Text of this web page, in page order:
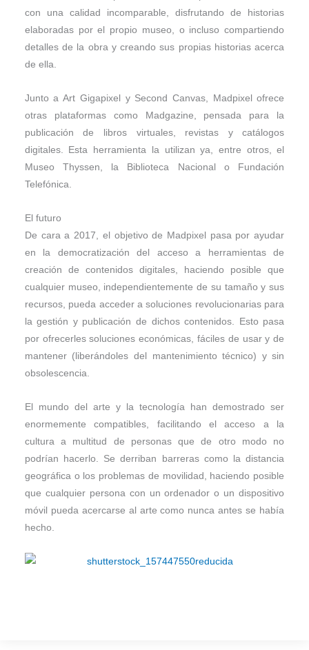
con una calidad incomparable, disfrutando de historias
elaboradas por el propio museo, o incluso compartiendo
detalles de la obra y creando sus propias historias acerca
de ella.
Junto a Art Gigapixel y Second Canvas, Madpixel ofrece
otras plataformas como Madgazine, pensada para la
publicación de libros virtuales, revistas y catálogos
digitales. Esta herramienta la utilizan ya, entre otros, el
Museo Thyssen, la Biblioteca Nacional o Fundación
Telefónica.
El futuro
De cara a 2017, el objetivo de Madpixel pasa por ayudar
en la democratización del acceso a herramientas de
creación de contenidos digitales, haciendo posible que
cualquier museo, independientemente de su tamaño y sus
recursos, pueda acceder a soluciones revolucionarias para
la gestión y publicación de dichos contenidos. Esto pasa
por ofrecerles soluciones económicas, fáciles de usar y de
mantener (liberándoles del mantenimiento técnico) y sin
obsolescencia.
El mundo del arte y la tecnología han demostrado ser
enormemente compatibles, facilitando el acceso a la
cultura a multitud de personas que de otro modo no
podrían hacerlo. Se derriban barreras como la distancia
geográfica o los problemas de movilidad, haciendo posible
que cualquier persona con un ordenador o un dispositivo
móvil pueda acercarse al arte como nunca antes se había
hecho.